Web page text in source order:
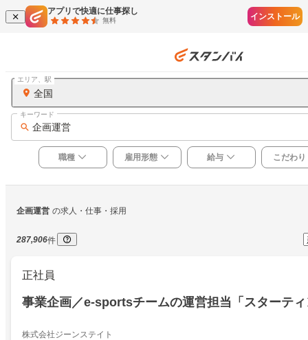
アプリで快適に仕事探し
無料 インストール
全国
エリア、駅
企画運営
キーワード
職種 雇用形態 給与 こだわり
企画運営 の求人・仕事・採用
287,906件
正社員
事業企画／e-sportsチームの運営担当「スターテ
株式会社ジーンステイト